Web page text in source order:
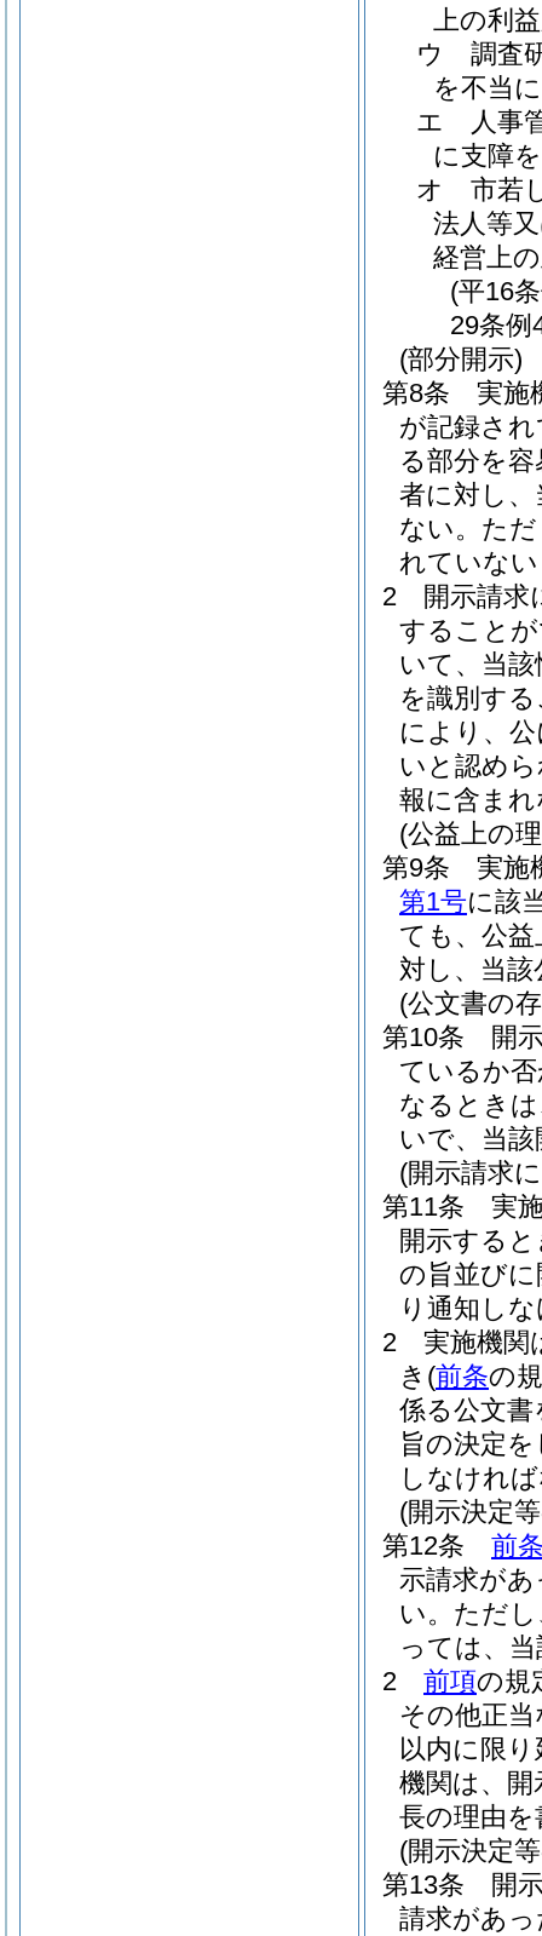
上の利
ウ
調査
を不当
エ
人事
に支障
オ
市若
法人等
経営上
(平16
29条例
(部分開示)
第8条
実施
が記録さ
る部分を
者に対し
ない。 た
れていな
2
開示請求
すること
いて、当
を識別す
により、
いと認め
報に含ま
(公益上の
第9条
実施
第1号に該
ても、公
対し、当
(公文書の
第10条
開
ているか
なるとき
いで、当
(開示請求
第11条
実
開示する
の旨並び
り通知し
2
実施機関
き (前条の
係る公文
旨の決定
しなけれ
(開示決定
第12条
前
示請求が
い。 ただ
っては、
2
前項の規
その他正
以内に限
機関は、
長の理由
(開示決定
第13条
開
請求があ